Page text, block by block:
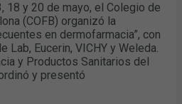
18 y 20 de mayo, el Colegio de
(COFB) organizó la
en dermofarmacia”, con
Lab, Eucerin, VICHY y Weleda.
y Productos Sanitarios del
y presentó